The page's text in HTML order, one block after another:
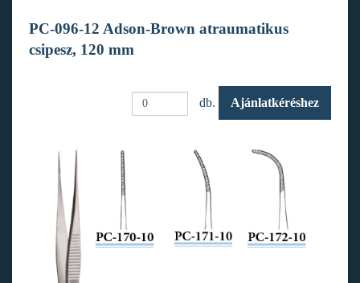
PC-096-12 Adson-Brown atraumatikus
csipesz, 120 mm
db. Ajánlatkéréshez